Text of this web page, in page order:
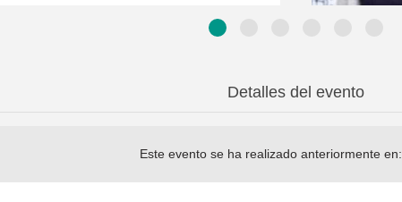
Detalles del evento
Este evento se ha realizado anteriormente en: